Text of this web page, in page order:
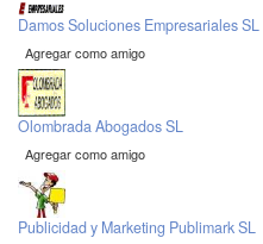
Damos Soluciones Empresariales SL
Agregar como amigo
Olombrada Abogados SL
Agregar como amigo
Publicidad y Marketing Publimark SL